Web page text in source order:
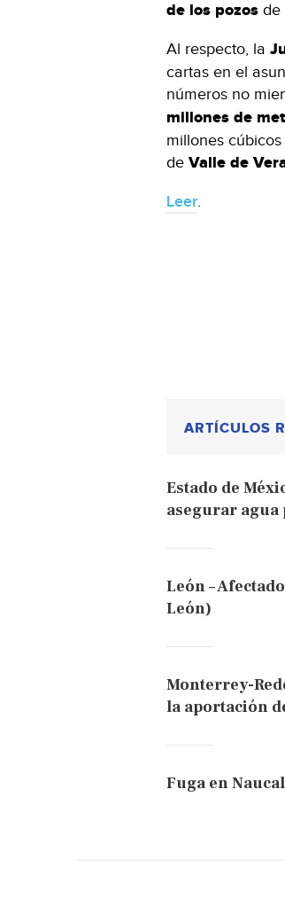
de los pozos de
Al respecto, la
cartas en el
números no
millones de
millones
de Valle de
Leer.
ARTÍCULOS
Estado de
asegurar agua
León –
León)
Monterrey-
la aportación
Fuga en